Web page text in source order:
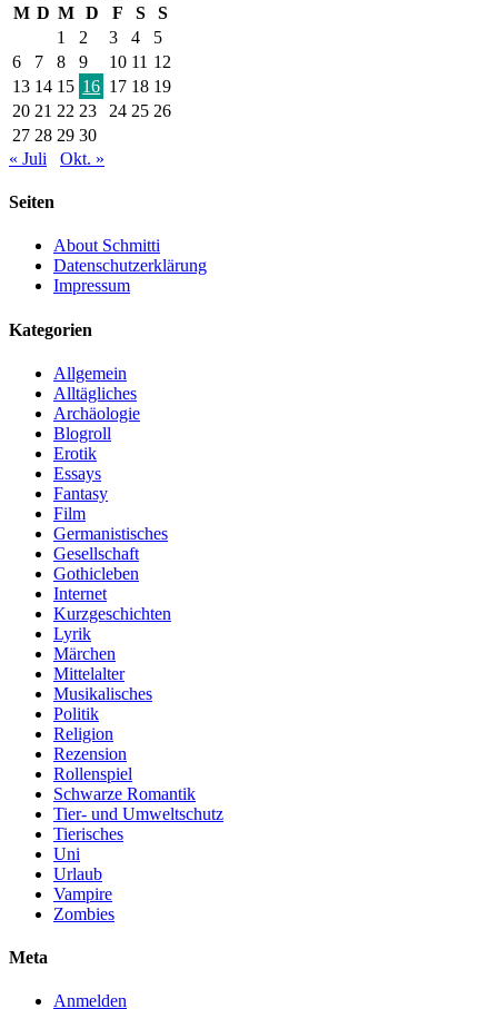
M D M D F S
S
1
2 3 4
5
6
7 8 9 10 11 12
13 14 15 16 17 18 19
20 21 22 23 24 25 26
27 28 29 30
« Juli
Okt. »
Seiten
About Schmitti
Datenschutzerklärung
Impressum
Kategorien
Allgemein
Alltägliches
Archäologie
Blogroll
Erotik
Essays
Fantasy
Film
Germanistisches
Gesellschaft
Gothicleben
Internet
Kurzgeschichten
Lyrik
Märchen
Mittelalter
Musikalisches
Politik
Religion
Rezension
Rollenspiel
Schwarze Romantik
Tier- und Umweltschutz
Tierisches
Uni
Urlaub
Vampire
Zombies
Meta
Anmelden